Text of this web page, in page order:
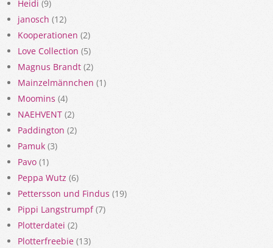
Heidi (9)
janosch (12)
Kooperationen (2)
Love Collection (5)
Magnus Brandt (2)
Mainzelmännchen (1)
Moomins (4)
NAEHVENT (2)
Paddington (2)
Pamuk (3)
Pavo (1)
Peppa Wutz (6)
Pettersson und Findus (19)
Pippi Langstrumpf(7)
Plotterdatei (2)
Plotterfreebie (13)